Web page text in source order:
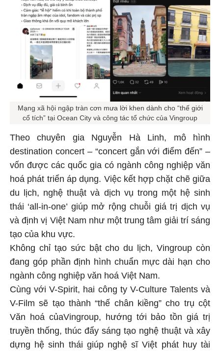
Mạng xã hội ngập tràn cơn mưa lời khen dành cho “thế giới
cổ tích” tại Ocean City và công tác tổ chức của Vingroup
Theo chuyên gia Nguyễn Hà Linh, mô hình
destination concert – “concert gắn với điểm đến” –
vốn được các quốc gia có ngành công nghiệp văn
hoá phát triển áp dụng. Việc kết hợp chặt chẽ giữa
du lịch, nghệ thuật và dịch vụ trong một hệ sinh
thái ‘all-in-one’ giúp mở rộng chuỗi giá trị dịch vụ
và định vị Việt Nam như một trung tâm giải trí sáng
tạo của khu vực.
Không chỉ tạo sức bật cho du lịch, Vingroup còn
đang góp phần định hình chuẩn mực dài hạn cho
ngành công nghiệp văn hoá Việt Nam.
Cùng với V-Spirit, hai công ty V-Culture Talents và
V-Film sẽ tạo thành “thế chân kiềng” cho trụ cột
Văn hoá củaVingroup, hướng tới bảo tồn giá trị
truyền thống, thúc đẩy sáng tạo nghệ thuật và xây
dựng hệ sinh thái giúp nghệ sĩ Việt phát huy tài